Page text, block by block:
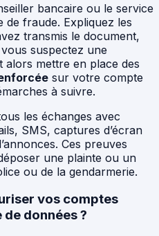
bancaire ou le service
de fraude. Expliquez les
transmis le document,
suspectez une
alors mettre en place des
sur votre compte
à suivre.
les échanges avec
SMS, captures d’écran
Ces preuves
une plainte ou un
ou de la gendarmerie.
vos comptes
données ?